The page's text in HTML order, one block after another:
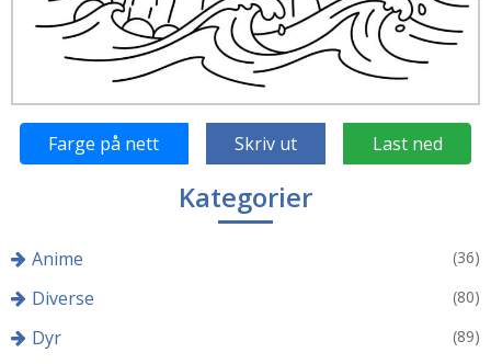
Farge på nett Skriv ut Last ned
Kategorier
Anime (36)
Diverse (80)
Dyr (89)